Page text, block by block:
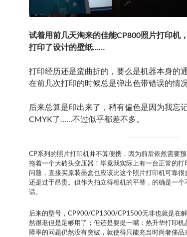
试着用前几天淘来的佳能CP800照片打印机，
打印了设计的壁纸……
打印经历还是蛮曲折的，要么是机器本身的
在前几次打印的时候总是弹出色带错误的情
后来总算是印出来了，稍有偏色是因为我忘
CMYK了……不过似乎都差不多。
CP系列的照片打印机并不算便携，因为前后依然需要
拖着一个大砖头变压器！毕竟我实际上有一台正常的
问题，直接买原装墨盒也应该比这个照片打印机可靠
还是过于昂贵。但作为拍立得相机的平替，的确是一
话。
后来的型号，CP900/CP1300/CP1500无非也就是在
然很老但是足够用了；但还是要提一嘴：热升华打印
障率的问题仍然没有突破，就使得只能充当时尚奢侈